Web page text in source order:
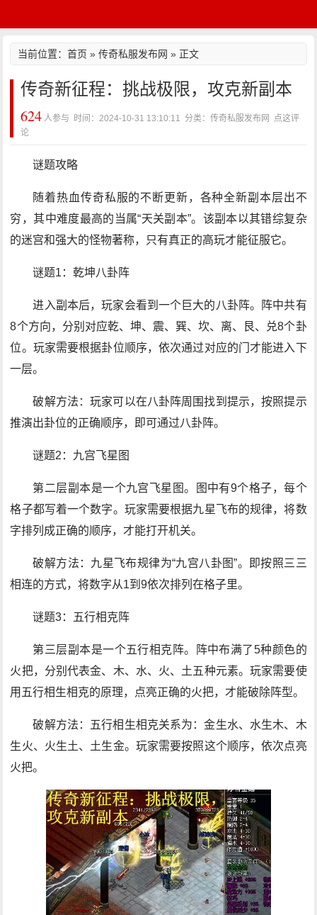
当前位置：首页 »传奇私服发布网 » 正文
传奇新征程：挑战极限，攻克新副本
624 人参与 时间：2024-10-31 13:10:11 分类：传奇私服发布网 点这评
论
谜题攻略
随着热血传奇私服的不断更新，各种全新副本层出不
穷，其中难度最高的当属“天关副本”。该副本以其错综复杂
的迷宫和强大的怪物著称，只有真正的高玩才能征服它。
谜题1：乾坤八卦阵
进入副本后，玩家会看到一个巨大的八卦阵。阵中共有
8个方向，分别对应乾、坤、震、巽、坎、离、艮、兑8个卦
位。玩家需要根据卦位顺序，依次通过对应的门才能进入下
一层。
破解方法：玩家可以在八卦阵周围找到提示，按照提示
推演出卦位的正确顺序，即可通过八卦阵。
谜题2：九宫飞星图
第二层副本是一个九宫飞星图。图中有9个格子，每个
格子都写着一个数字。玩家需要根据九星飞布的规律，将数
字排列成正确的顺序，才能打开机关。
破解方法：九星飞布规律为“九宫八卦图”。即按照三三
相连的方式，将数字从1到9依次排列在格子里。
谜题3：五行相克阵
第三层副本是一个五行相克阵。阵中布满了5种颜色的
火把，分别代表金、木、水、火、土五种元素。玩家需要使
用五行相生相克的原理，点亮正确的火把，才能破除阵型。
破解方法：五行相生相克关系为：金生水、水生木、木
生火、火生土、土生金。玩家需要按照这个顺序，依次点亮
火把。